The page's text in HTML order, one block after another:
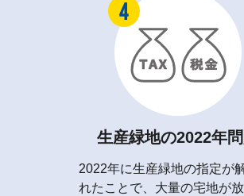
生産緑地の2022年
2022年に生産緑地の指定が
れたことで、大量の宅地が